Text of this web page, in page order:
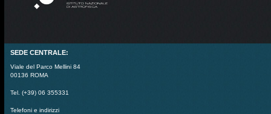
SEDE CENTRALE:
Viale del Parco Mellini 84
00136 ROMA
Tel. (+39) 06 355331
Telefoni e indirizzi